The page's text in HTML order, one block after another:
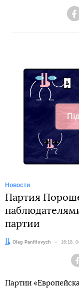
Новости
Партия
партии
Автор:
Oleg Panfilovych Дата:
16:18,
Партии